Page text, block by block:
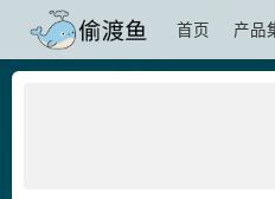
首页 产品